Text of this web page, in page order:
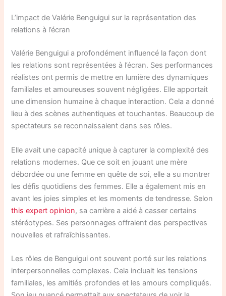
L’impact de Valérie Benguigui sur la représentation des
relations à l’écran
Valérie Benguigui a profondément influencé la façon dont
les relations sont représentées à l’écran. Ses performances
réalistes ont permis de mettre en lumière des dynamiques
familiales et amoureuses souvent négligées. Elle apportait
une dimension humaine à chaque interaction. Cela a donné
lieu à des scènes authentiques et touchantes. Beaucoup de
spectateurs se reconnaissaient dans ses rôles.
Elle avait une capacité unique à capturer la complexité des
relations modernes. Que ce soit en jouant une mère
débordée ou une femme en quête de soi, elle a su montrer
les défis quotidiens des femmes. Elle a également mis en
avant les joies simples et les moments de tendresse. Selon
this expert opinion, sa carrière a aidé à casser certains
stéréotypes. Ses personnages offraient des perspectives
nouvelles et rafraîchissantes.
Les rôles de Benguigui ont souvent porté sur les relations
interpersonnelles complexes. Cela incluait les tensions
familiales, les amitiés profondes et les amours compliqués.